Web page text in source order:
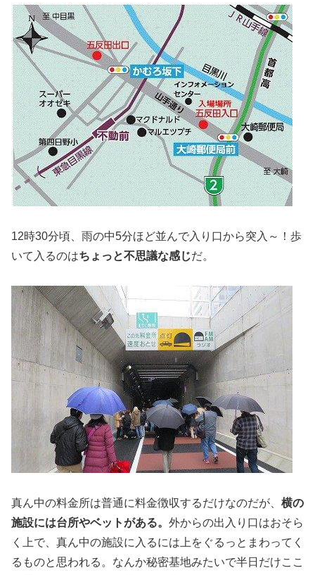
12時30分頃、雨の中5分ほど並んで入り口から突入～！歩
いて入るのはちょっと不思議な感じだ。
真ん中の料金所は普通に料金徴収するだけなのだが、 横の
施設には台所やベットがある。 外からの出入り口はおそら
く上で、真ん中の施設に入るには上をぐるっとまわってく
るものと思われる。なんか秘密基地みたいで半日だけここ